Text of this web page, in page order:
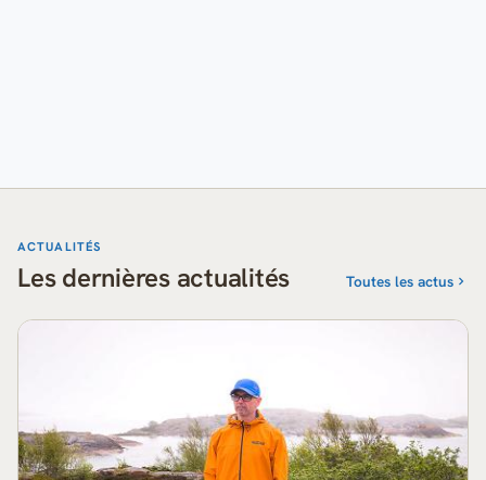
ACTUALITÉS
Les dernières actualités Toutes les actus